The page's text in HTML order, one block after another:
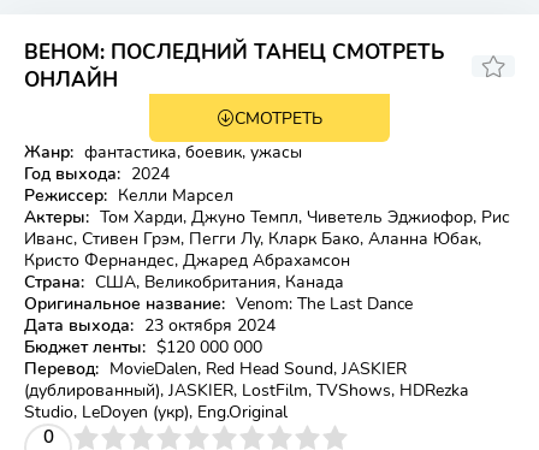
ВЕНОМ: ПОСЛЕДНИЙ ТАНЕЦ СМОТРЕТЬ
ОНЛАЙН
6.5
СМОТРЕТЬ
Жанр: фантастика, боевик, ужасы
Год выхода: 2024
Режиссер: Келли Марсел
Актеры: Том Харди, Джуно Темпл, Чиветель Эджиофор, Рис
Иванс, Стивен Грэм, Пегги Лу, Кларк Бако, Аланна Юбак,
Кристо Фернандес, Джаред Абрахамсон
Страна: США, Великобритания, Канада
Оригинальное название: Venom: The Last Dance
Дата выхода: 23 октября 2024
Бюджет ленты: $120 000 000
Перевод: MovieDalen, Red Head Sound, JASKIER
(дублированный), JASKIER, LostFilm, TVShows, HDRezka
Studio, LeDoyen (укр), Eng.Original
0
4 5 6 7 8 9 10